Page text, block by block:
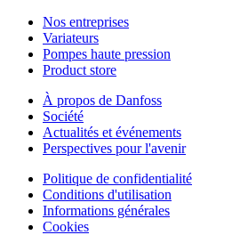
Nos entreprises
Variateurs
Pompes haute pression
Product store
À propos de Danfoss
Société
Actualités et événements
Perspectives pour l'avenir
Politique de confidentialité
Conditions d'utilisation
Informations générales
Cookies